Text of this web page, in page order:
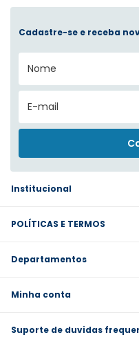
Institucional
POLÍTICAS E TERMOS
Departamentos
Minha conta
Suporte de duvidas
Cadastre-se e receba